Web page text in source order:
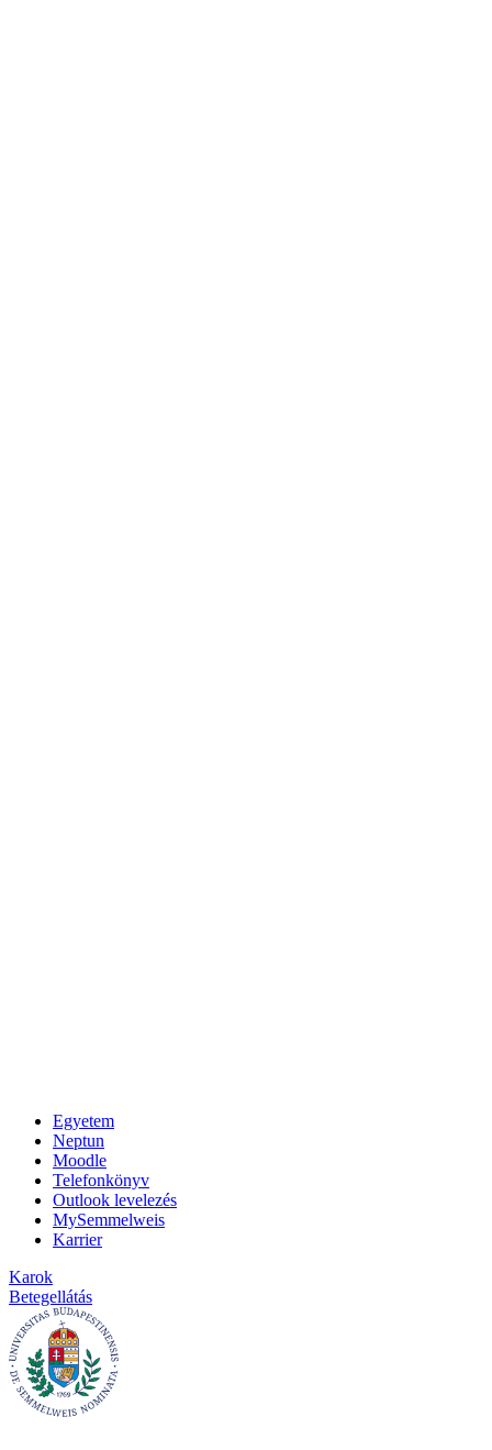
Egyetem
Neptun
Moodle
Telefonkönyv
Outlook levelezés
MySemmelweis
Karrier
Karok
Betegellátás